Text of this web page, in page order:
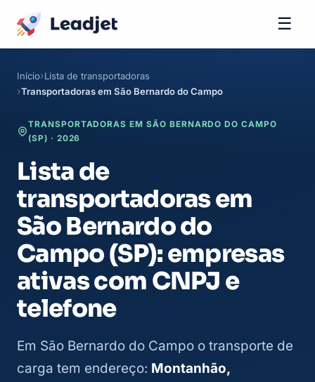
☰
Início Lista de transportadoras
Transportadoras em São Bernardo do Campo
TRANSPORTADORAS EM SÃO BERNARDO DO CAMPO
(SP) · 2026
Lista de
transportadoras em
São Bernardo do
Campo (SP): empresas
ativas com CNPJ e
telefone
Em São Bernardo do Campo o transporte de
carga tem endereço: Montanhão,